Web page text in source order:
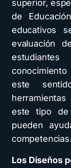
superior,
de
educativos
evaluación
este
este tipo de
pueden
competencias.
Los Diseños